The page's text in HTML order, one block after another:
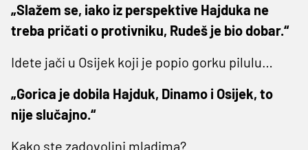
„Slažem se, iako iz perspektive Hajduka ne
treba pričati o protivniku, Rudeš je bio dobar.“
Idete jači u Osijek koji je popio gorku pilulu…
„Gorica je dobila Hajduk, Dinamo i Osijek, to
nije slučajno.“
Kako ste zadovoljni mladima?